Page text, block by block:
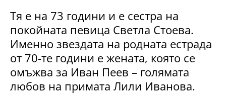
Тя е на 73 години и е сестра на
покойната певица Светла Стоева.
Именно звездата на родната естрада
от 70-те години е жената, която се
омъжва за Иван Пеев – голямата
любов на примата Лили Иванова.